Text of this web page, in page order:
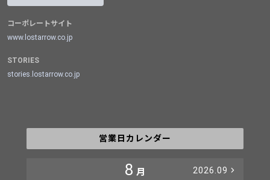
コーポレートサイト
www.lostarrow.co.jp
STORIES
stories.lostarrow.co.jp
営業日カレンダー
8 月 2026.09